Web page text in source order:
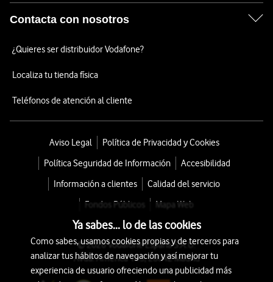
Contacta con nosotros
¿Quieres ser distribuidor Vodafone?
Localiza tu tienda física
Teléfonos de atención al cliente
Aviso Legal
Política de Privacidad y Cookies
Política Seguridad de Información
Accesibilidad
Información a clientes
Calidad del servicio
Fondos Públicos
Mapa Web
© 2026 Vodafone España S.A.U.
Avda. América 115, 28042 Madrid
Ya sabes... lo de las cookies
Como sabes, usamos cookies propias y de terceros para
analizar tus hábitos de navegación y así mejorar tu
experiencia de usuario ofreciendo una publicidad más